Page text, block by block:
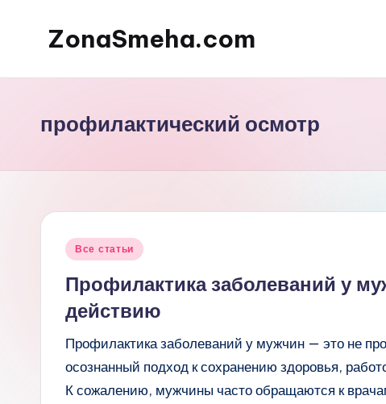
ПерейтиZonaSmeha.com
Правильное
питание
профилактический осмотр
Опубликовано
Все статьи
Профилактика заболеваний у
действию
Профилактика заболеваний у мужчин — это не
осознанный подход к сохранению здоровья,
К сожалению, мужчины часто обращаются к